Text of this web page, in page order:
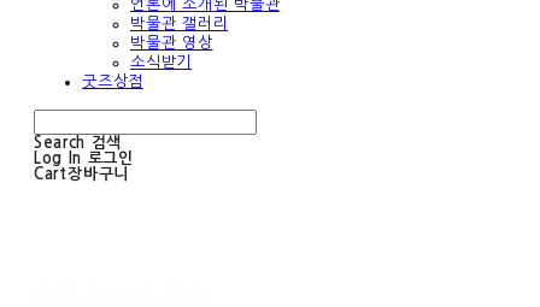
언론에 소개된 박물관
박물관 갤러리
박물관 영상
소식받기
굿즈상점
Search 검색
Log In 로그인
Cart장바구니